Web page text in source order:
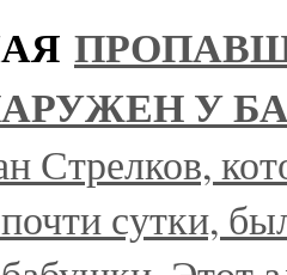
У
Стрелков,
сутки,